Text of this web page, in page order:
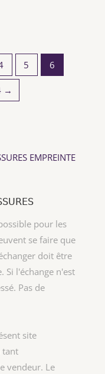
5 6
→
EMPREINTE
pour les
se faire que
doit être
Si l'échange n'est
Pas de
site
tant
vendeur. Le